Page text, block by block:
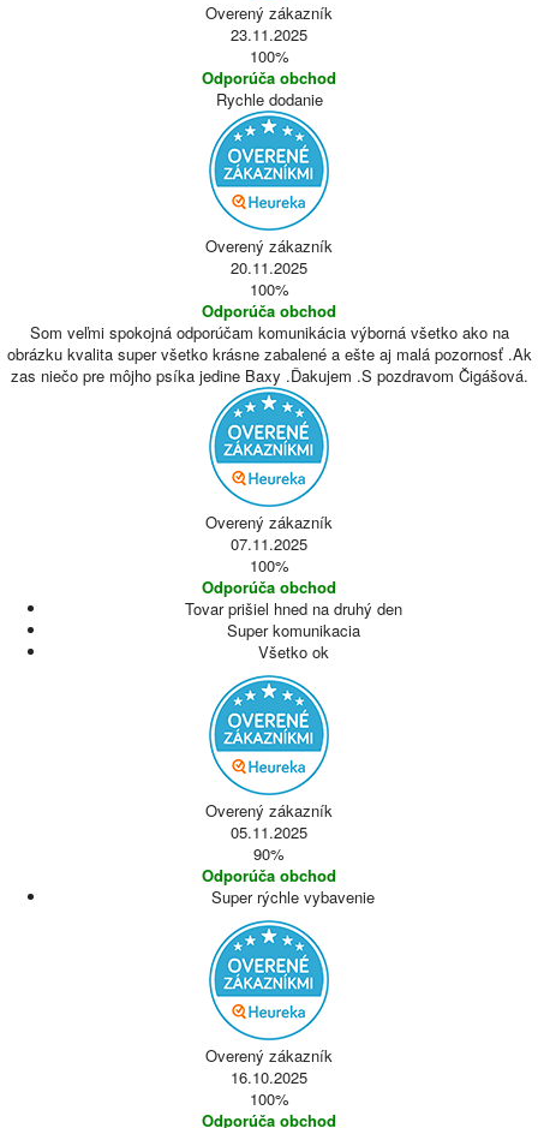
Overený zákazník
23.11.2025
100%
Odporúča obchod
Rychle dodanie
Overený zákazník
20.11.2025
100%
Odporúča obchod
Som veľmi spokojná odporúčam komunikácia výborná všetko ako na
obrázku kvalita super všetko krásne zabalené a ešte aj malá pozornosť .Ak
zas niečo pre môjho psíka jedine Baxy .Ďakujem .S pozdravom Čigášová.
Overený zákazník
07.11.2025
100%
Odporúča obchod
Tovar prišiel hned na druhý den
Super komunikacia
Všetko ok
Overený zákazník
05.11.2025
90%
Odporúča obchod
Super rýchle vybavenie
Overený zákazník
16.10.2025
100%
Odporúča obchod